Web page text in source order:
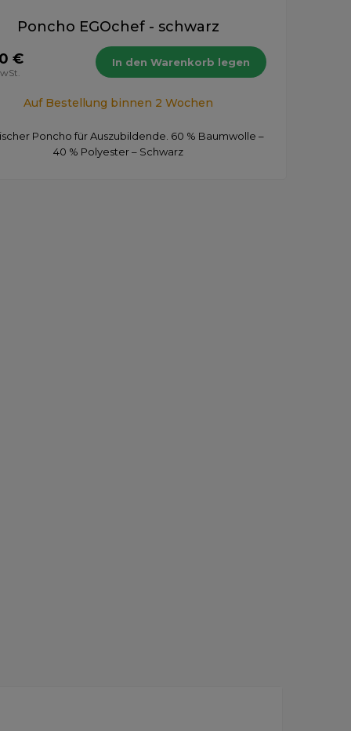
Poncho EGOchef - schwarz
€
In den Warenkorb legen
Auf Bestellung binnen 2 Wochen
Poncho für Auszubildende. 60 % Baumwolle –
40 % Polyester – Schwarz